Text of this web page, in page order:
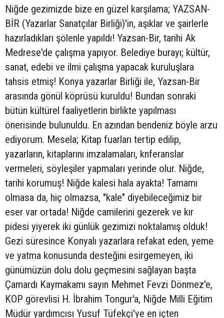
Niğde gezimizde bize en güzel karşılama; YAZSAN-
BİR (Yazarlar Sanatçılar Birliği)'in, aşıklar ve şairlerle
hazırladıkları şölenle yapıldı! Yazsan-Bir, tarihi Ak
Medrese'de çalışma yapıyor. Belediye burayı; kültür,
sanat, edebi ve ilmi çalışma yapacak kuruluşlara
tahsis etmiş! Konya yazarlar Birliği ile, Yazsan-Bir
arasında gönül köprüsü kuruldu! Bundan sonraki
bütün kültürel faaliyetlerin birlikte yapılması
önerisinde bulunuldu. En azından bendeniz böyle arzu
ediyorum. Mesela; Kitap fuarları tertip edilip,
yazarların, kitaplarını imzalamaları, knferanslar
vermeleri, söyleşiler yapmaları yerinde olur. Niğde,
tarihi korumuş! Niğde kalesi hala ayakta! Tamamı
olmasa da, hiç olmazsa, "kale" diyebileceğimiz bir
eser var ortada! Niğde camilerini gezerek ve kır
pidesi yiyerek iki günlük gezimizi noktalamış olduk!
Gezi süresince Konyalı yazarlara refakat eden, yeme
ve yatma konusunda desteğini esirgemeyen, iki
günümüzün dolu dolu geçmesini sağlayan başta
Çamardı Kaymakamı sayın Mehmet Fevzi Dönmez'e,
KOP görevlisi H. İbrahim Tongur'a, Niğde Milli Eğitim
Müdür yardımcısı Yusuf Tüfekçi'ye en içten